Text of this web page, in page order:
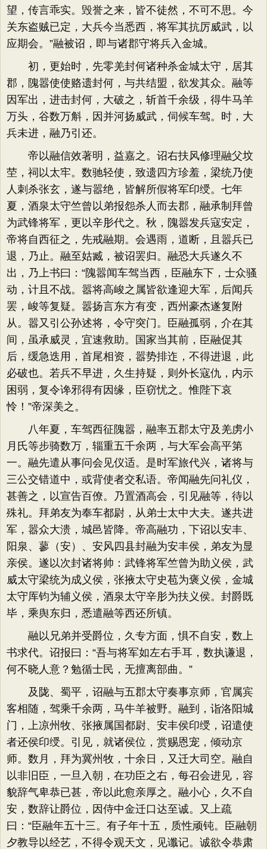
望，传言乖实。毁誉之来，皆不徒然，不可不思。今
关东盗贼已定，大兵今当悉西，将军其抗厉威武，以
应期会。”融被诏，即与诸郡守将兵入金城。
初，更始时，先零羌封何诸种杀金城太守，居其
郡，隗嚣使使赂遗封何，与共结盟，欲发其众。融等
因军出，进击封何，大破之，斩首千余级，得牛马羊
万头，谷数万斛，因并河扬威武，伺候车驾。时，大
兵未进，融乃引还。
帝以融信效著明，益嘉之。诏右扶风修理融父坟
茔，祠以太牢。数驰轻使，致遗四方珍羞，梁统乃使
人刺杀张玄，遂与嚣绝，皆解所假将军印绶。七年
夏，酒泉太守竺曾以弟报怨杀人而去郡，融承制拜曾
为武锋将军，更以辛肜代之。秋，隗嚣发兵寇安定，
帝将自西征之，先戒融期。会遇雨，道断，且嚣兵已
退，乃止。融至姑臧，被诏罢归。融恐大兵遂久不
出，乃上书曰：“隗嚣闻车驾当西，臣融东下，士众骚
动，计且不战。嚣将高峻之属皆欲逢迎大军，后闻兵
罢，峻等复疑。嚣扬言东方有变，西州豪杰遂复附
从。嚣又引公孙述将，令守突门。臣融孤弱，介在其
间，虽承威灵，宜速救助。国家当其前，臣融促其
后，缓急迭用，首尾相资，嚣势排迮，不得进退，此
必破也。若兵不早进，久生持疑，则外长寇仇，内示
困弱，复令谗邪得有因缘，臣窃忧之。惟陛下哀
怜！”帝深美之。
八年夏，车驾西征隗嚣，融率五郡太守及羌虏小
月氏等步骑数万，辎重五千余两，与大军会高平第
一。融先遣从事问会见仪适。是时军旅代兴，诸将与
三公交错道中，或背使者交私语。帝闻融先问礼仪，
甚善之，以宣告百僚。乃置酒高会，引见融等，待以
殊礼。拜弟友为奉车都尉，从弟士太中大夫。遂共进
军，嚣众大溃，城邑皆降。帝高融功，下诏以安丰、
阳泉、蓼（安）、安风四县封融为安丰侯，弟友为显
亲侯。遂以次封诸将帅：武锋将军竺曾为助义侯，武
威太守梁统为成义侯，张掖太守史苞为褒义侯，金城
太守厍钧为辅义侯，酒泉太守辛肜为扶义侯。封爵既
毕，乘舆东归，悉遣融等西还所镇。
融以兄弟并受爵位，久专方面，惧不自安，数上
书求代。诏报曰：“吾与将军如左右手耳，数执谦退，
何不晓人意？勉循士民，无擅离部曲。”
及陇、蜀平，诏融与五郡太守奏事京师，官属宾
客相随，驾乘千余两，马牛羊被野。融到，诣洛阳城
门，上凉州牧、张掖属国都尉、安丰侯印绶，诏遣使
者还侯印绶。引见，就诸侯位，赏赐恩宠，倾动京
师。数月，拜为冀州牧，十余日，又迁大司空。融自
以非旧臣，一旦入朝，在功臣之右，每召会进见，容
貌辞气卑恭已甚，帝以此愈亲厚之。融小心，久不自
安，数辞让爵位，因侍中金迁口达至诚。又上疏
曰：“臣融年五十三。有子年十五，质性顽钝。臣融朝
夕教导以经艺，不得令观天文，见谶记。诚欲令恭肃